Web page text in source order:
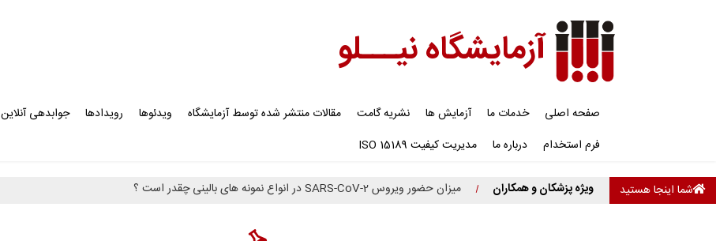
آزمایشگاه نیـــلو
صفحه اصلی
خدمات ما آزمایش ها نشریه گامت مقالات منتشر شده توسط آزمایشگاه ویدئوها رویدادها جوابدهی آنلاین
فرم استخدام
درباره ما مدیریت کیفیت ISO 15189
شما اینجا هستید ویژه پزشکان و همکاران میزان حضور ویروس SARS-CoV-2 در انواع نمونه های بالینی چقدر است ؟